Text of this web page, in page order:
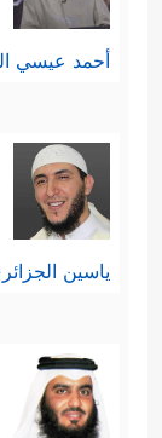
أحمد عيسي
ياسين